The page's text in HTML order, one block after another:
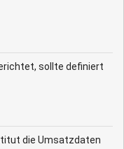
sollte definiert
die Umsatzdaten